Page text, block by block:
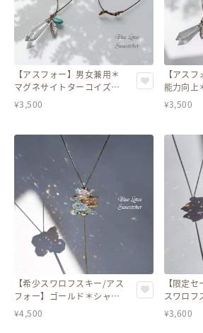
【アスフォー】男女兼用＊
マグネサイトターコイズ&
羽入りクリスタルネックレ
¥3,500
【アス
能力向上
入りクリ
¥3,500
【希少スワロフスキー/アス
フォー】ゴールド＊シャン
デリア風ネックレス
¥4,500
【限定
スワロフ
ル使用＊
デリア風
¥3,600